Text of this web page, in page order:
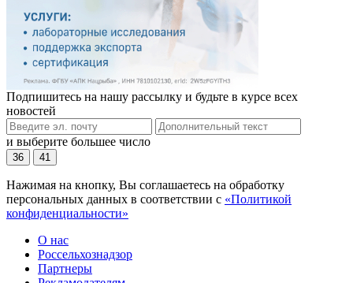
Подпишитесь на нашу рассылку и будьте в курсе всех
новостей
и выберите большее число
36 41
Нажимая на кнопку, Вы соглашаетесь на обработку
персональных данных в соответствии с «Политикой
конфиденциальности»
О нас
Россельхознадзор
Партнеры